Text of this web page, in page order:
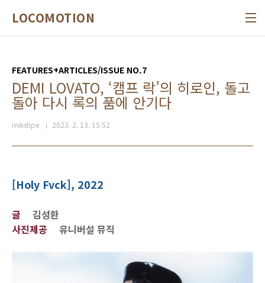
LOCOMOTION
FEATURES+ARTICLES/ISSUE NO.7
DEMI LOVATO, ‘캠프 락’의 히로인, 돌고
돌아 다시 록의 품에 안기다
mikstipe 2023. 2. 13. 15:52
[Holy Fvck], 2022
글 김성환
사진제공 유니버설 뮤직